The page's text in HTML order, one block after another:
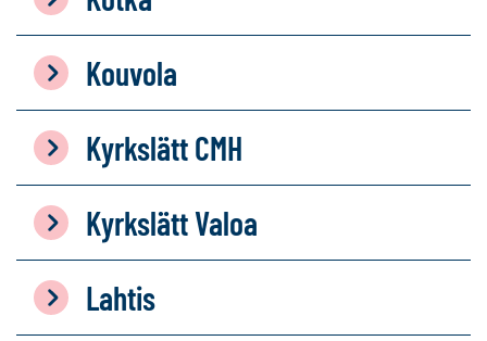
Kouvola
Kyrkslätt CMH
Kyrkslätt Valoa
Lahtis